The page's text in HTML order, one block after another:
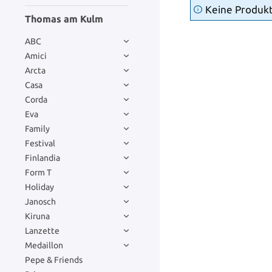
Thomas am Kulm
ABC
Amici
Arcta
Casa
Corda
Eva
Family
Festival
Finlandia
Form T
Holiday
Janosch
Kiruna
Lanzette
Medaillon
Pepe & Friends
Keine